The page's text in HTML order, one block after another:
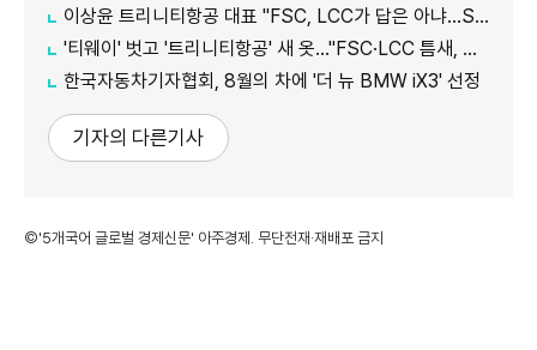
이상윤 트리니티항공 대표 "FSC, LCC가 답은 아냐…SSC로 새 수요 창출"
'티웨이' 벗고 '트리니티항공' 새 옷…"FSC·LCC 틈새, SSC 전략으로 공략"
한국자동차기자협회, 8월의 차에 '더 뉴 BMW iX3' 선정
기자의 다른기사
©'5개국어 글로벌 경제신문' 아주경제. 무단전재·재배포 금지